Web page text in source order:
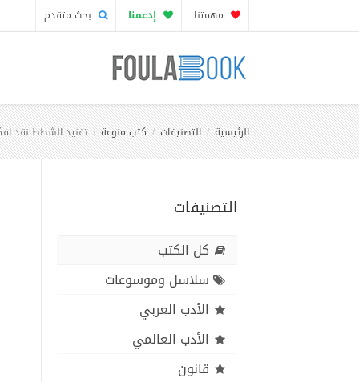
مهمتنا إدعمنا بحث متقدم
الرئيسية التصنيفات كتب منوعة تفنيد الشطط نقد
التصنيفات
كل الكتب
سلاسل وموسوعات
الأدب العربي
الأدب العالمي
قانون